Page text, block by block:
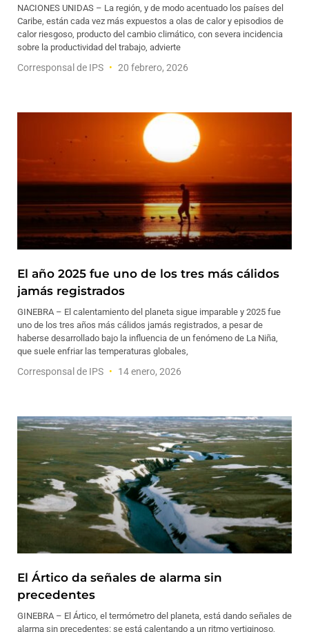
NACIONES UNIDAS – La región, y de modo acentuado los países del
Caribe, están cada vez más expuestos a olas de calor y episodios de
calor riesgoso, producto del cambio climático, con severa incidencia
sobre la productividad del trabajo, advierte
Corresponsal de IPS 20 febrero, 2026
El año 2025 fue uno de los tres más cálidos
jamás registrados
GINEBRA – El calentamiento del planeta sigue imparable y 2025 fue
uno de los tres años más cálidos jamás registrados, a pesar de
haberse desarrollado bajo la influencia de un fenómeno de La Niña,
que suele enfriar las temperaturas globales,
Corresponsal de IPS 14 enero, 2026
El Ártico da señales de alarma sin
precedentes
GINEBRA – El Ártico, el termómetro del planeta, está dando señales de
alarma sin precedentes: se está calentando a un ritmo vertiginoso,